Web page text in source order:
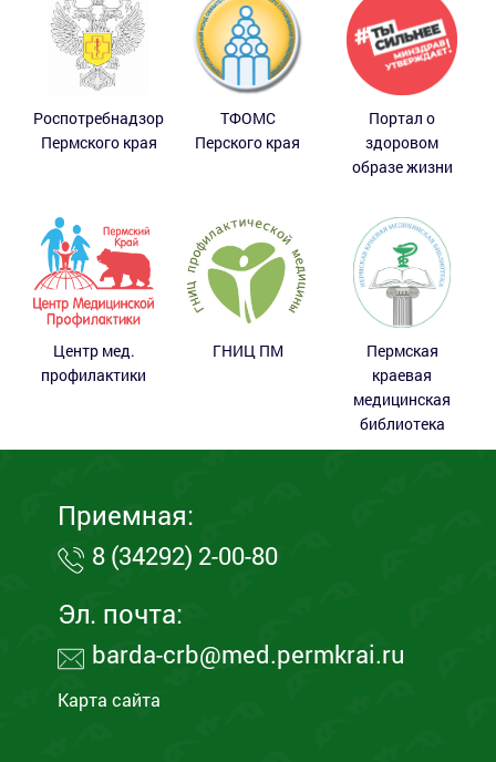
Роспотребнадзор
Пермского края
ТФОМС
Перского края
Портал о
здоровом
образе жизни
Центр мед.
профилактики
ГНИЦ ПМ
Пермская
краевая
медицинская
библиотека
Приемная:
8 (34292) 2-00-80
Эл. почта:
barda-crb@med.permkrai.ru
Карта сайта